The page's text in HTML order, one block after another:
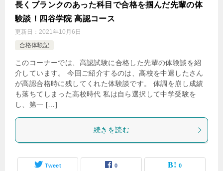
長くブランクのあった科目で合格を掴んだ先輩の体
験談！四谷学院 高認コース
更新日： 2021年10月6日
合格体験記
このコーナーでは、高認試験に合格した先輩の体験談を紹
介しています。 今回ご紹介するのは、高校を中退したさん
が高認合格時に残してくれた体験談です。 体調を崩し成績
も落ちてしまった高校時代 私は自ら選択して中学受験を
し、第一 […]
続きを読む
Tweet 0 0